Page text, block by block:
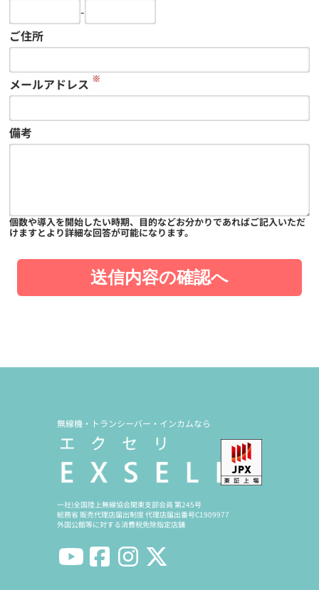
-
ご住所
メールアドレス ※
備考
個数や導入を開始したい時期、目的などお分かりであればご記入いただ
けますとより詳細な回答が可能になります。
送信内容の確認へ
無線機・トランシーバー・インカムなら
一社)全国陸上無線協会関東支部会員 第245号
総務省 販売代理店届出制度 代理店届出番号C1909977
外国公館等に対する消費税免除指定店舗